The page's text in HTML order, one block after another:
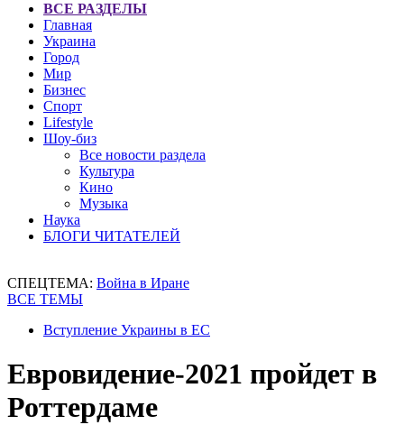
ВСЕ РАЗДЕЛЫ
Главная
Украина
Город
Мир
Бизнес
Спорт
Lifestyle
Шоу-биз
Все новости раздела
Культура
Кино
Музыка
Наука
БЛОГИ ЧИТАТЕЛЕЙ
СПЕЦТЕМА: Война в Иране
ВСЕ ТЕМЫ
Вступление Украины в ЕС
Евровидение-2021 пройдет в
Роттердаме